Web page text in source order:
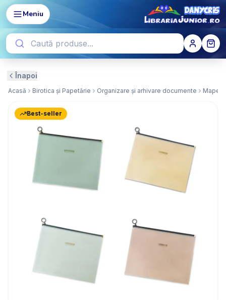
Meniu
Înapoi
Acasă Birotica și Papetărie Organizare și arhivare documente Mape
Best-seller